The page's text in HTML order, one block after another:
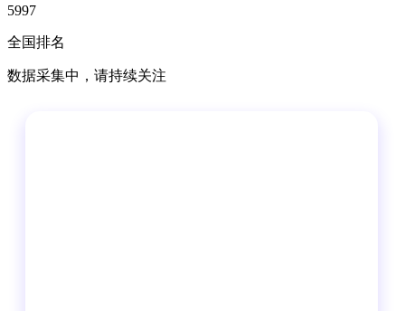
5997
全国排名
数据采集中，请持续关注